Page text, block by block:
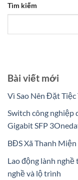
Tìm kiếm
Bài viết mới
Vì Sao Nên Đặt Tiệc
Switch công nghiệp
Gigabit SFP
BĐS Xã Thanh
Lao động lành
nghề và lộ trình